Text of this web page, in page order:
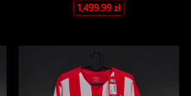
1,499.99zł